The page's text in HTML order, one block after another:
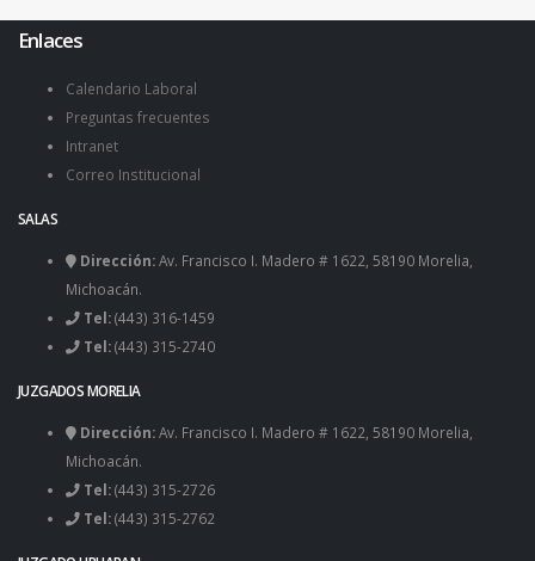
Enlaces
Calendario Laboral
Preguntas frecuentes
Intranet
Correo Institucional
SALAS
Dirección:Av. Francisco I. Madero # 1622, 58190 Morelia,
Michoacán.
Tel:(443) 316-1459
Tel:(443) 315-2740
JUZGADOS MORELIA
Dirección:Av. Francisco I. Madero # 1622, 58190 Morelia,
Michoacán.
Tel:(443) 315-2726
Tel:(443) 315-2762